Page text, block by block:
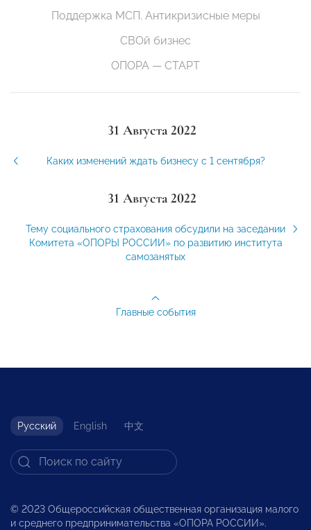
Поддержка МСП. Антикризисные меры
СВОй бизнес
ОПОРА — СТАРТ
31 Августа 2022
Каких изменений ждать бизнесу с 1 сентября?
31 Августа 2022
Тему социального страхования обсудили на заседании
Комитета «ОПОРЫ РОССИИ» по развитию института
самозанятых
Главные события
Русский English 中文
© 2023 Общероссийская общественная организация малого
и среднего предпринимательства «ОПОРА РОССИИ».